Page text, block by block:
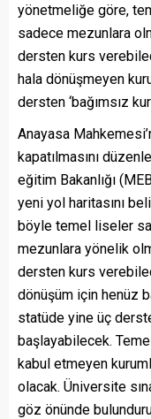
yönetmeliğe göre,
sadece mezunlara
dersten kurs
hala dönüşmeyen
dersten ‘bağımsız
Anayasa
kapatılmasını
eğitim Bakanlığı
yeni yol haritasını
böyle temel liseler
mezunlara yönelik
dersten kurs
dönüşüm için henüz
statüde yine üç
başlayabilecek.
kabul etmeyen
olacak. Üniversite
göz önünde